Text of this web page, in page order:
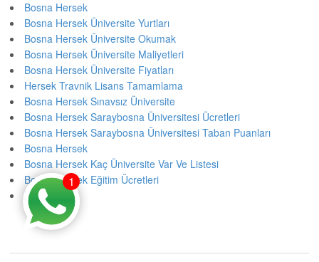
Bosna Hersek
Bosna Hersek Üniversite Yurtları
Bosna Hersek Üniversite Okumak
Bosna Hersek Üniversite Maliyetleri
Bosna Hersek Üniversite Fiyatları
Hersek Travnik Lisans Tamamlama
Bosna Hersek Sınavsız Üniversite
Bosna Hersek Saraybosna Üniversitesi Ücretleri
Bosna Hersek Saraybosna Üniversitesi Taban Puanları
Bosna Hersek
Bosna Hersek Kaç Üniversite Var Ve Listesi
Bosna Hersek Eğitim Ücretleri
Eğitim
1